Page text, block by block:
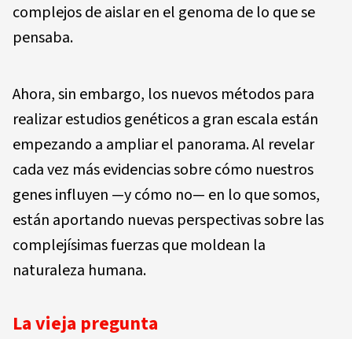
complejos de aislar en el genoma de lo que se
pensaba.
Ahora, sin embargo, los nuevos métodos para
realizar estudios genéticos a gran escala están
empezando a ampliar el panorama. Al revelar
cada vez más evidencias sobre cómo nuestros
genes influyen —y cómo no— en lo que somos,
están aportando nuevas perspectivas sobre las
complejísimas fuerzas que moldean la
naturaleza humana.
La vieja pregunta